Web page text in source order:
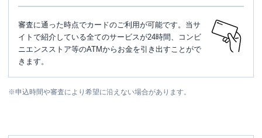
審査に通った時点でカードのご利用が可能です。当サ
イトで紹介している全てのサービスが24時間、コンビ
ニエンスストア等のATMからお金を引き出すことがで
きます。
※申込時間や審査により希望に沿えない場合があります。